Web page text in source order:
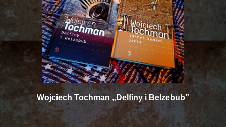
Wojciech Tochman „Delfiny i Belzebub”